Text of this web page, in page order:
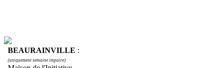
BEAURAINVILLE :
(uniquement semaine impaire)